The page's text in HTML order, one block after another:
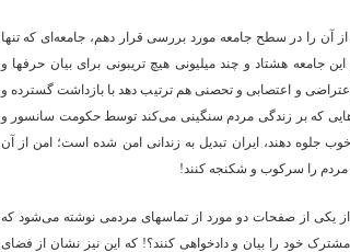
آن را در سطح جامعه مورد بررسی قرار دهم، جامعه‌ای که تنها
جامعه هشتاد و چند میلیونی هیچ تریبونی برای بیان حرفها و
و اعتصابی و تحصنی هم ترتیب دهد با بازداشت گسترده و
که بر زندگی مردم سنگینی می‌کند توسط حکومت سانسور و
جلوه دهند، ایران تبدیل به زندانی امن شده است؛ امن از آن
مردم را سرکوب و شکنجه کنند!
از یکی از صفحات دو مورد از تماسهای مردمی نوشته می‌شود که
مشترک خود را بیان و دادخواهی کنند؟! که این نیز نشان از فضای